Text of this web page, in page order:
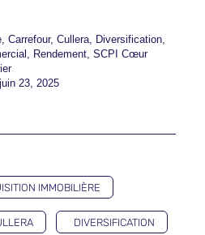
, Carrefour, Cullera, Diversification,
, Rendement, SCPI Cœur
juin 23, 2025
IMMOBILIÈRE
DIVERSIFICATION